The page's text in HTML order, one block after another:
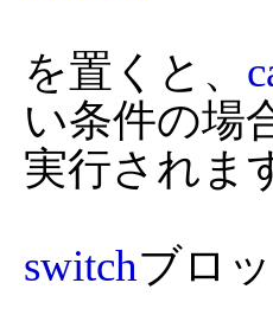
を置くと、
い条件の場
実行されま
switchブロ